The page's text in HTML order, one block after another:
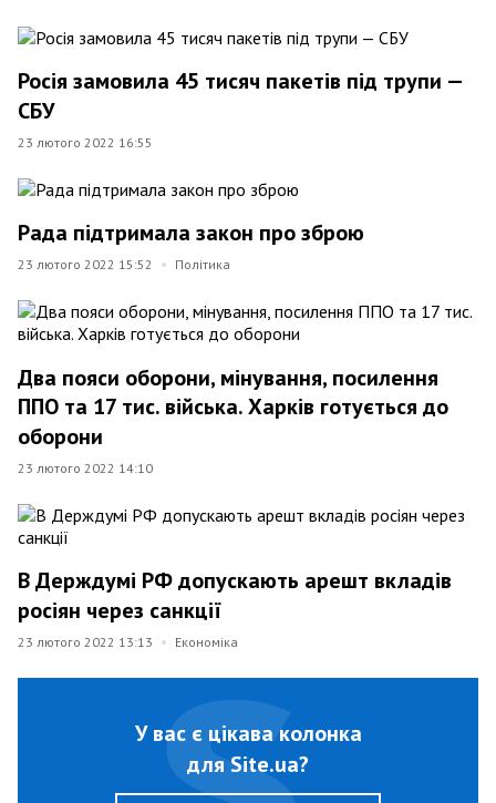
Росія замовила 45 тисяч пакетів під трупи —
СБУ
23 лютого 2022 16:55
Рада підтримала закон про зброю
23 лютого 2022 15:52 Політика
Два пояси оборони, мінування, посилення
ППО та 17 тис. війська. Харків готується до
оборони
23 лютого 2022 14:10
В Держдумі РФ допускають арешт вкладів
росіян через санкції
23 лютого 2022 13:13 Економіка
У вас є цікава колонка
для Site.ua?